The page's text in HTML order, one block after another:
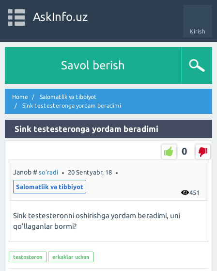
Kirish
AskInfo.uz
Savol berish
Home
Salomatlik va tibbiyot
Sink testesteronga yordam beradimi
Sink testesteronga yordam beradimi
0
451
Janob # so'radi 20 Sentyabr, 18
Salomatlik va tibbiyot
Sink testesteronni oshirishga yordam beradimi, uni
qo'llaganlar bormi?
testosteron erkaklar uchun